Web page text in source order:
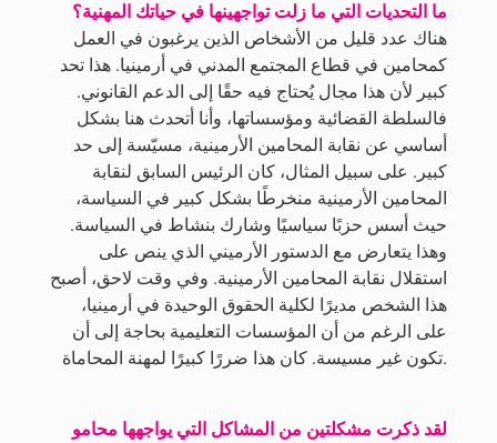
ما التحديات التي ما زلت تواجهينها في حياتك المهنية؟
هناك عدد قليل من الأشخاص الذين يرغبون في العمل
كمحامين في قطاع المجتمع المدني في أرمينيا. هذا تحد
كبير لأن هذا مجال يُحتاج فيه حقًا إلى الدعم القانوني.
فالسلطة القضائية ومؤسساتها، وأنا أتحدث هنا بشكل
أساسي عن نقابة المحامين الأرمينية، مسيّسة إلى حد
كبير. على سبيل المثال، كان الرئيس السابق لنقابة
المحامين الأرمينية منخرطًا بشكل كبير في السياسة،
حيث أسس حزبًا سياسيًا وشارك بنشاط في السياسة.
وهذا يتعارض مع الدستور الأرميني الذي ينص على
استقلال نقابة المحامين الأرمينية. وفي وقت لاحق، أصبح
هذا الشخص مديرًا لكلية الحقوق الوحيدة في أرمينيا،
على الرغم من أن المؤسسات التعليمية بحاجة إلى أن
تكون غير مسيسة. كان هذا ضررًا كبيرًا لمهنة المحاماة.
لقد ذكرت مشكلتين من المشاكل التي يواجهها محامو